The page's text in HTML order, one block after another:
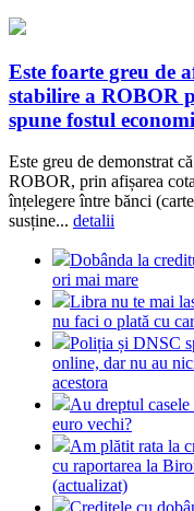
Este foarte greu de
stabilire a ROBOR
spune fostul
Este greu de demonstrat
ROBOR, prin afișarea
înțelegere între bănci
susține... detalii
Dobânda la
ori mai mare
Libra nu te mai
nu faci o plată cu
Poliția și DNSC
online, dar nu au
acestora
Au dreptul
euro vechi?
Am plătit rata la
cu raportarea la
(actualizat)